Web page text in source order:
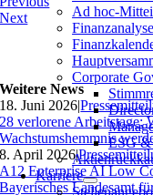
Ad hoc-
Corporate
ESG &
Karriere
Next
Weitere News
18. Juni 2026|
28 verlorene Arbeitstage:
Wachstumshemmnis
8. April 2026|
A12 Enterprise AI Low
Bayerisches Landesamt